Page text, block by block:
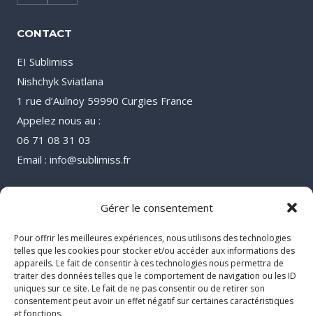
Gérer le consentement
Pour offrir les meilleures expériences, nous utilisons des technologies
telles que les cookies pour stocker et/ou accéder aux informations des
appareils. Le fait de consentir à ces technologies nous permettra de
traiter des données telles que le comportement de navigation ou les ID
uniques sur ce site. Le fait de ne pas consentir ou de retirer son
consentement peut avoir un effet négatif sur certaines caractéristiques
et fonctions.
CONTACT
EI Sublimiss
Nishchyk Sviatlana
1 rue d’Aulnoy 59990 Curgies France
Appelez nous au :
06 71 08 31 03
Email : info@sublimiss.fr